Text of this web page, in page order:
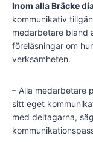
Inom alla Bräcke
kommunikativ
medarbetare bland
föreläsningar om
verksamheten.
– Alla medarbetare
sitt eget
med deltagarna,